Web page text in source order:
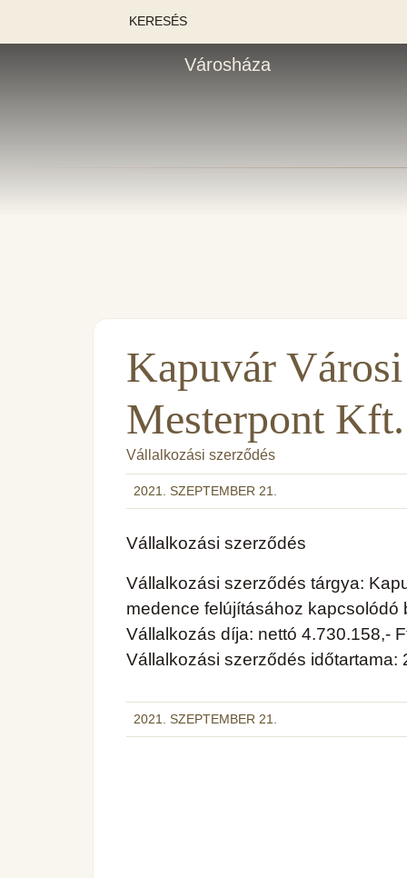
KERESÉS
Városháza
Kapuvár
Mesterpont Kft.
Vállalkozási szerződés
2021. SZEPTEMBER 21.
Vállalkozási szerződés
Vállalkozási szerződés tárgya:
medence felújításához
Vállalkozás díja: nettó 4.730.158,-
Vállalkozási szerződés időtartama:
2021. SZEPTEMBER 21.